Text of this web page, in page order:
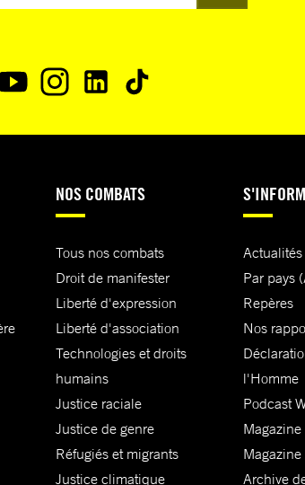
NOS COMBATS
Tous nos combats
Droit de manifester
Liberté d'expression
Liberté d'association
Technologies et droits
humains
Justice raciale
Justice de genre
Réfugiés et migrants
Justice climatique
Actualités
Par pays
Repères
Nos
l'Homme
Podcast
Archive